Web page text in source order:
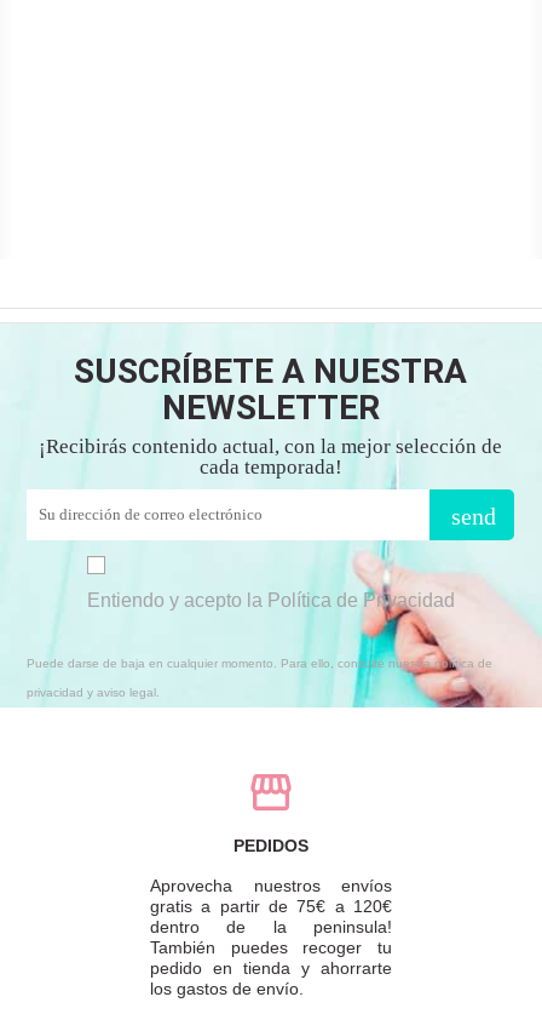
SUSCRÍBETE A NUESTRA
NEWSLETTER
¡Recibirás contenido actual, con la mejor selección de
cada temporada!
send
Entiendo y acepto la Política de Privacidad
Puede darse de baja en cualquier momento. Para ello, consulte nuestra política de
privacidad y aviso legal.
PEDIDOS
Aprovecha nuestros envíos
gratis a partir de 75€ a 120€
dentro de la peninsula!
También puedes recoger tu
pedido en tienda y ahorrarte
los gastos de envío.